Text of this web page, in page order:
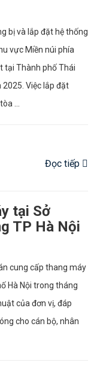
bị và lắp đặt hệ thống
vực Miền núi phía
tại Thành phố Thái
Việc lắp đặt
...
Đọc tiếp
tại Sở
TP Hà Nội
cung cấp thang máy
Hà Nội trong tháng
của đơn vị, đáp
cho cán bộ, nhân